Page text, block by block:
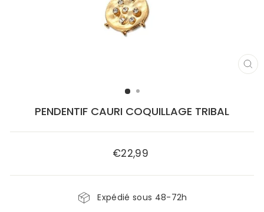
PENDENTIF CAURI COQUILLAGE TRIBAL
Prix
€22,99
Expédié sous 48-72h